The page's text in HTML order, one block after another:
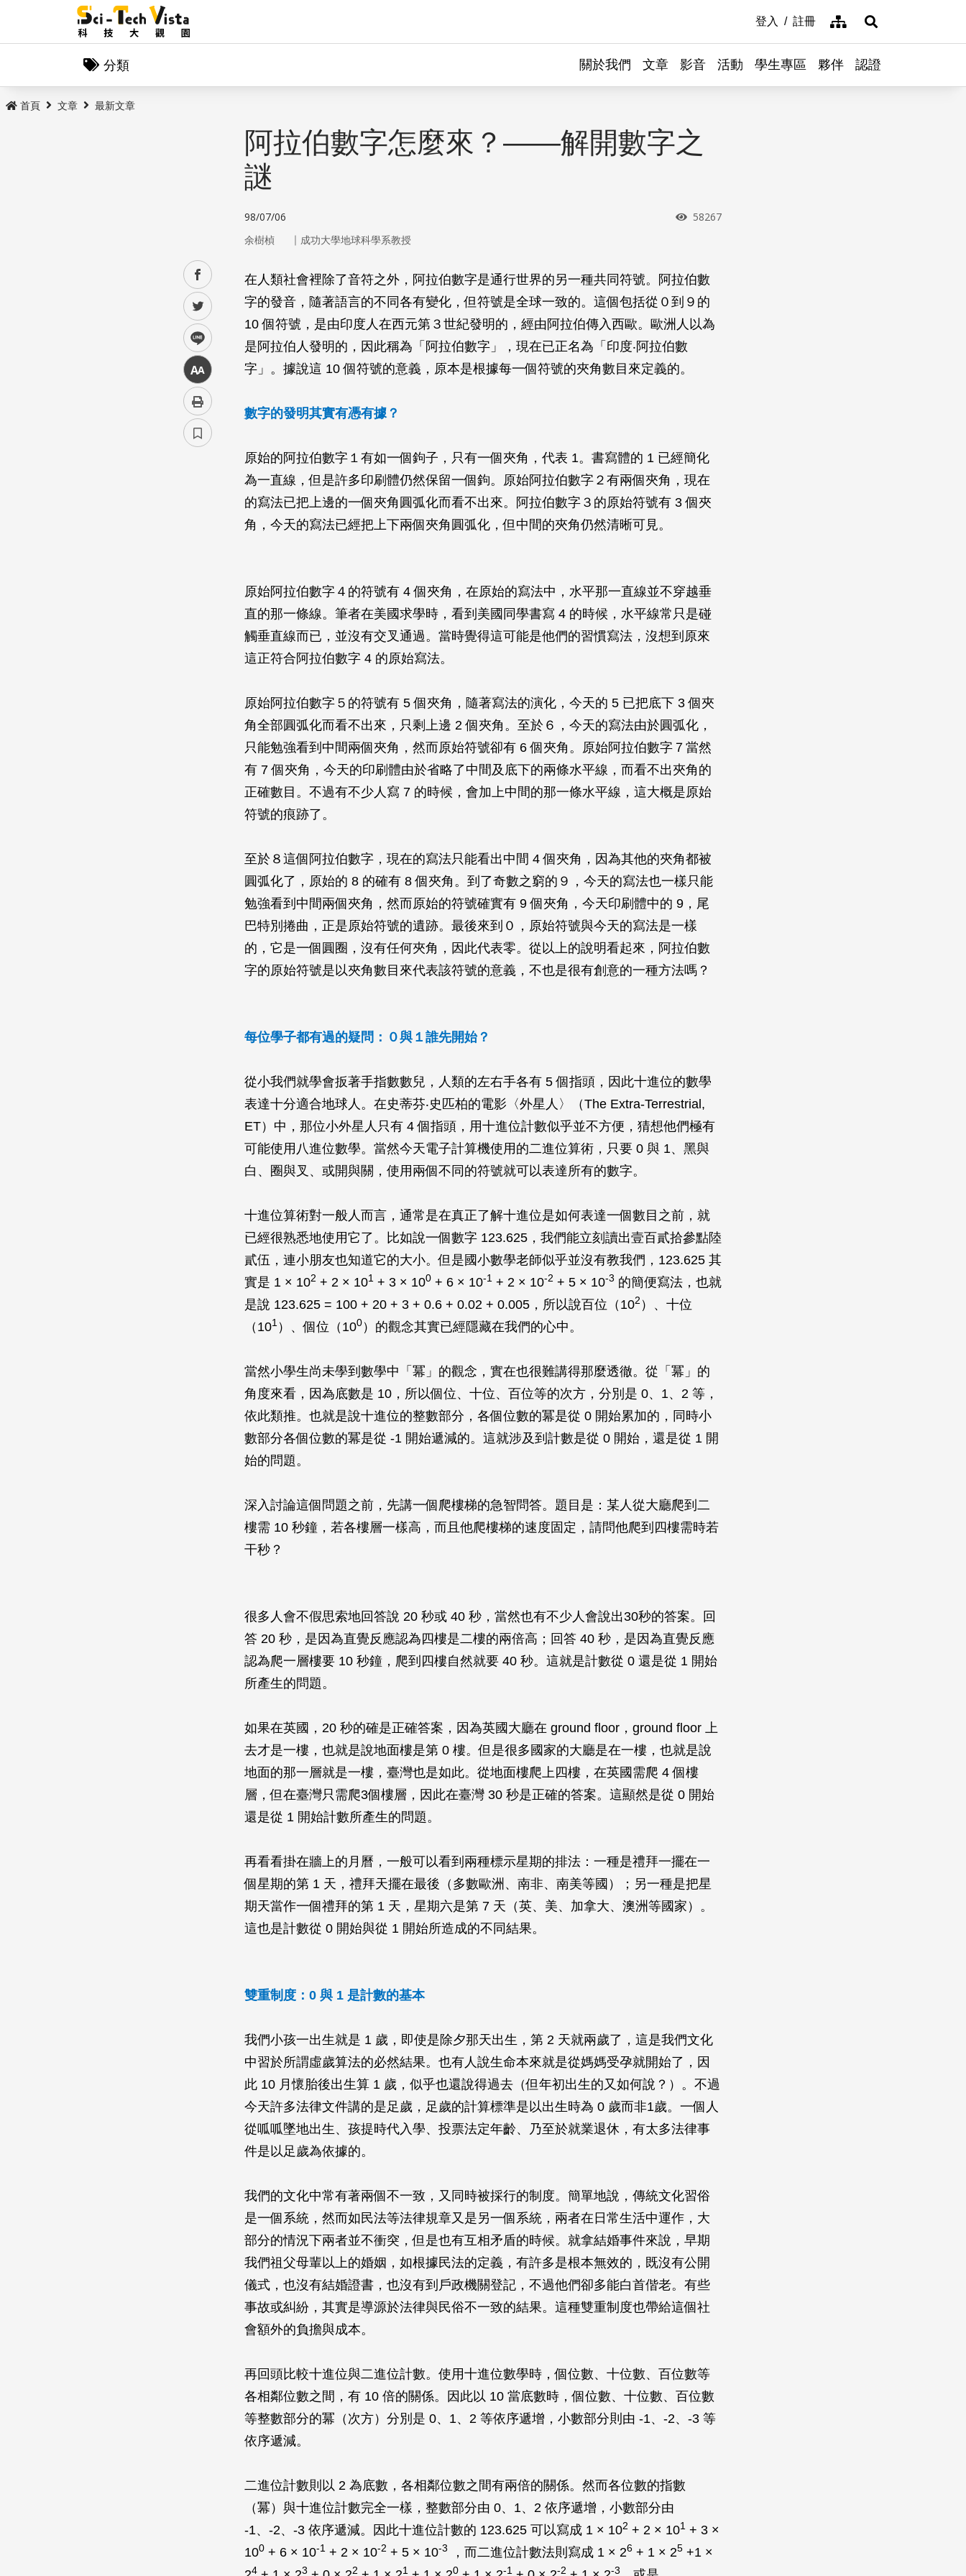
登入 註冊 網站導覽展開搜尋
分類 關於我們 文章 影音 活動 學生專區 夥伴 認證
首頁 文章 最新文章
facebook
twitter
line
中
阿拉伯數字怎麼來？——解開數字之
謎
98/07/06 瀏覽次數
58267
余樹楨 ｜ 成功大學地球科學系教授
在人類社會裡除了音符之外，阿拉伯數字是通行世界的另一種共同符號。阿拉伯數
字的發音，隨著語言的不同各有變化，但符號是全球一致的。這個包括從０到９的
10 個符號，是由印度人在西元第３世紀發明的，經由阿拉伯傳入西歐。歐洲人以為
是阿拉伯人發明的，因此稱為「阿拉伯數字」，現在已正名為「印度‧阿拉伯數
字」。據說這 10 個符號的意義，原本是根據每一個符號的夾角數目來定義的。
數字的發明其實有憑有據？
原始的阿拉伯數字１有如一個鉤子，只有一個夾角，代表 1。書寫體的 1 已經簡化
為一直線，但是許多印刷體仍然保留一個鉤。原始阿拉伯數字２有兩個夾角，現在
的寫法已把上邊的一個夾角圓弧化而看不出來。阿拉伯數字３的原始符號有 3 個夾
角，今天的寫法已經把上下兩個夾角圓弧化，但中間的夾角仍然清晰可見。
原始阿拉伯數字４的符號有 4 個夾角，在原始的寫法中，水平那一直線並不穿越垂
直的那一條線。筆者在美國求學時，看到美國同學書寫 4 的時候，水平線常只是碰
觸垂直線而已，並沒有交叉通過。當時覺得這可能是他們的習慣寫法，沒想到原來
這正符合阿拉伯數字 4 的原始寫法。
原始阿拉伯數字５的符號有 5 個夾角，隨著寫法的演化，今天的 5 已把底下 3 個夾
角全部圓弧化而看不出來，只剩上邊 2 個夾角。至於６，今天的寫法由於圓弧化，
只能勉強看到中間兩個夾角，然而原始符號卻有 6 個夾角。原始阿拉伯數字７當然
有 7 個夾角，今天的印刷體由於省略了中間及底下的兩條水平線，而看不出夾角的
正確數目。不過有不少人寫 7 的時候，會加上中間的那一條水平線，這大概是原始
符號的痕跡了。
至於８這個阿拉伯數字，現在的寫法只能看出中間 4 個夾角，因為其他的夾角都被
圓弧化了，原始的 8 的確有 8 個夾角。到了奇數之窮的９，今天的寫法也一樣只能
勉強看到中間兩個夾角，然而原始的符號確實有 9 個夾角，今天印刷體中的 9，尾
巴特別捲曲，正是原始符號的遺跡。最後來到０，原始符號與今天的寫法是一樣
的，它是一個圓圈，沒有任何夾角，因此代表零。從以上的說明看起來，阿拉伯數
字的原始符號是以夾角數目來代表該符號的意義，不也是很有創意的一種方法嗎？
每位學子都有過的疑問：０與１誰先開始？
從小我們就學會扳著手指數數兒，人類的左右手各有 5 個指頭，因此十進位的數學
表達十分適合地球人。在史蒂芬‧史匹柏的電影〈外星人〉（The Extra-Terrestrial,
ET）中，那位小外星人只有 4 個指頭，用十進位計數似乎並不方便，猜想他們極有
可能使用八進位數學。當然今天電子計算機使用的二進位算術，只要 0 與 1、黑與
白、圈與叉、或開與關，使用兩個不同的符號就可以表達所有的數字。
十進位算術對一般人而言，通常是在真正了解十進位是如何表達一個數目之前，就
已經很熟悉地使用它了。比如說一個數字 123.625，我們能立刻讀出壹百貳拾參點陸
貳伍，連小朋友也知道它的大小。但是國小數學老師似乎並沒有教我們，123.625 其
實是 1 × 102 + 2 × 101 + 3 × 100 + 6 × 10-1 + 2 × 10-2 + 5 × 10-3 的簡便寫法，也就
是說 123.625 = 100 + 20 + 3 + 0.6 + 0.02 + 0.005，所以說百位（102 ）、十位
（101 ）、個位（100 ）的觀念其實已經隱藏在我們的心中。
當然小學生尚未學到數學中「冪」的觀念，實在也很難講得那麼透徹。從「冪」的
角度來看，因為底數是 10，所以個位、十位、百位等的次方，分別是 0、1、2 等，
依此類推。也就是說十進位的整數部分，各個位數的冪是從 0 開始累加的，同時小
數部分各個位數的冪是從 -1 開始遞減的。這就涉及到計數是從 0 開始，還是從 1 開
始的問題。
深入討論這個問題之前，先講一個爬樓梯的急智問答。題目是：某人從大廳爬到二
樓需 10 秒鐘，若各樓層一樣高，而且他爬樓梯的速度固定，請問他爬到四樓需時若
干秒？
很多人會不假思索地回答說 20 秒或 40 秒，當然也有不少人會說出30秒的答案。回
答 20 秒，是因為直覺反應認為四樓是二樓的兩倍高；回答 40 秒，是因為直覺反應
認為爬一層樓要 10 秒鐘，爬到四樓自然就要 40 秒。這就是計數從 0 還是從 1 開始
所產生的問題。
如果在英國，20 秒的確是正確答案，因為英國大廳在 ground floor，ground floor 上
去才是一樓，也就是說地面樓是第 0 樓。但是很多國家的大廳是在一樓，也就是說
地面的那一層就是一樓，臺灣也是如此。從地面樓爬上四樓，在英國需爬 4 個樓
層，但在臺灣只需爬3個樓層，因此在臺灣 30 秒是正確的答案。這顯然是從 0 開始
還是從 1 開始計數所產生的問題。
再看看掛在牆上的月曆，一般可以看到兩種標示星期的排法：一種是禮拜一擺在一
個星期的第 1 天，禮拜天擺在最後（多數歐洲、南非、南美等國）；另一種是把星
期天當作一個禮拜的第 1 天，星期六是第 7 天（英、美、加拿大、澳洲等國家）。
這也是計數從 0 開始與從 1 開始所造成的不同結果。
雙重制度：0 與 1 是計數的基本
我們小孩一出生就是 1 歲，即使是除夕那天出生，第 2 天就兩歲了，這是我們文化
中習於所謂虛歲算法的必然結果。也有人說生命本來就是從媽媽受孕就開始了，因
此 10 月懷胎後出生算 1 歲，似乎也還說得過去（但年初出生的又如何說？）。不過
今天許多法律文件講的是足歲，足歲的計算標準是以出生時為 0 歲而非1歲。一個人
從呱呱墜地出生、孩提時代入學、投票法定年齡、乃至於就業退休，有太多法律事
件是以足歲為依據的。
我們的文化中常有著兩個不一致，又同時被採行的制度。簡單地說，傳統文化習俗
是一個系統，然而如民法等法律規章又是另一個系統，兩者在日常生活中運作，大
部分的情況下兩者並不衝突，但是也有互相矛盾的時候。就拿結婚事件來說，早期
我們祖父母輩以上的婚姻，如根據民法的定義，有許多是根本無效的，既沒有公開
儀式，也沒有結婚證書，也沒有到戶政機關登記，不過他們卻多能白首偕老。有些
事故或糾紛，其實是導源於法律與民俗不一致的結果。這種雙重制度也帶給這個社
會額外的負擔與成本。
再回頭比較十進位與二進位計數。使用十進位數學時，個位數、十位數、百位數等
各相鄰位數之間，有 10 倍的關係。因此以 10 當底數時，個位數、十位數、百位數
等整數部分的冪（次方）分別是 0、1、2 等依序遞增，小數部分則由 -1、-2、-3 等
依序遞減。
二進位計數則以 2 為底數，各相鄰位數之間有兩倍的關係。然而各位數的指數
（冪）與十進位計數完全一樣，整數部分由 0、1、2 依序遞增，小數部分由
-1、-2、-3 依序遞減。因此十進位計數的 123.625 可以寫成 1 × 102 + 2 × 101 + 3 ×
100 + 6 × 10-1 + 2 × 10-2 + 5 × 10-3 ，而二進位計數法則寫成 1 × 26 + 1 × 25 +1 ×
4 3 2 1 0 -1 -2 -3